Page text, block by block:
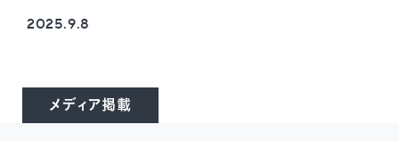
2025.9.8
メディア掲載